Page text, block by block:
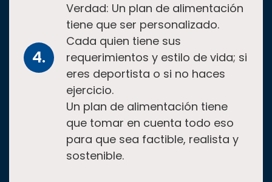
Verdad: Un plan de alimentación
tiene que ser personalizado.
Cada quien tiene sus
requerimientos y estilo de vida; si
eres deportista o si no haces
ejercicio.
Un plan de alimentación tiene
que tomar en cuenta todo eso
para que sea factible, realista y
sostenible.